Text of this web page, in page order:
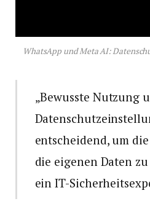
WhatsApp und Meta AI:
„Bewusste Nutzung
entscheidend, um
die eigenen Daten
ein IT-